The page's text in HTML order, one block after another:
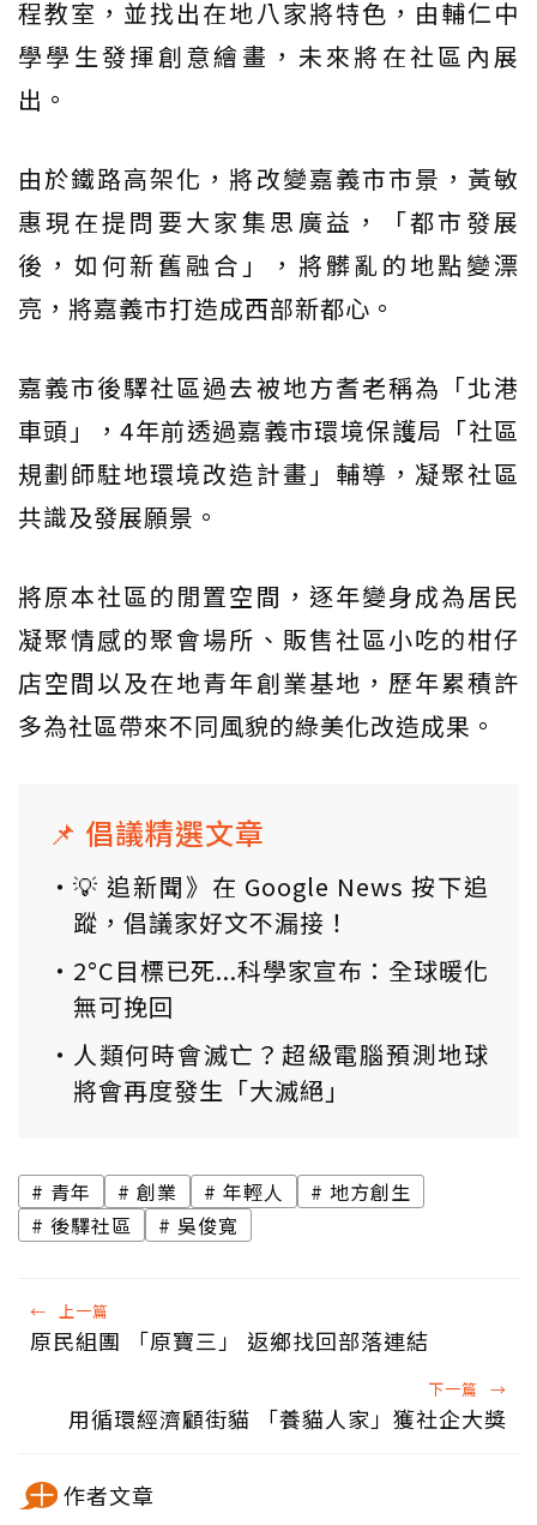
程教室，並找出在地八家將特色，由輔仁中
學學生發揮創意繪畫，未來將在社區內展
出。
由於鐵路高架化，將改變嘉義市市景，黃敏
惠現在提問要大家集思廣益，「都市發展
後，如何新舊融合」，將髒亂的地點變漂
亮，將嘉義市打造成西部新都心。
嘉義市後驛社區過去被地方耆老稱為「北港
車頭」，4年前透過嘉義市環境保護局「社區
規劃師駐地環境改造計畫」輔導，凝聚社區
共識及發展願景。
將原本社區的閒置空間，逐年變身成為居民
凝聚情感的聚會場所、販售社區小吃的柑仔
店空間以及在地青年創業基地，歷年累積許
多為社區帶來不同風貌的綠美化改造成果。
📌 倡議精選文章
💡 追新聞》在 Google News 按下追
蹤，倡議家好文不漏接！
2°C目標已死...科學家宣布：全球暖化
無可挽回
人類何時會滅亡？超級電腦預測地球
將會再度發生「大滅絕」
青年 創業 年輕人
地方創生
後驛社區
吳俊寬
← 上一篇
原民組團 「原寶三」 返鄉找回部落連結
下一篇 →
用循環經濟顧街貓 「養貓人家」獲社企大獎
作者文章